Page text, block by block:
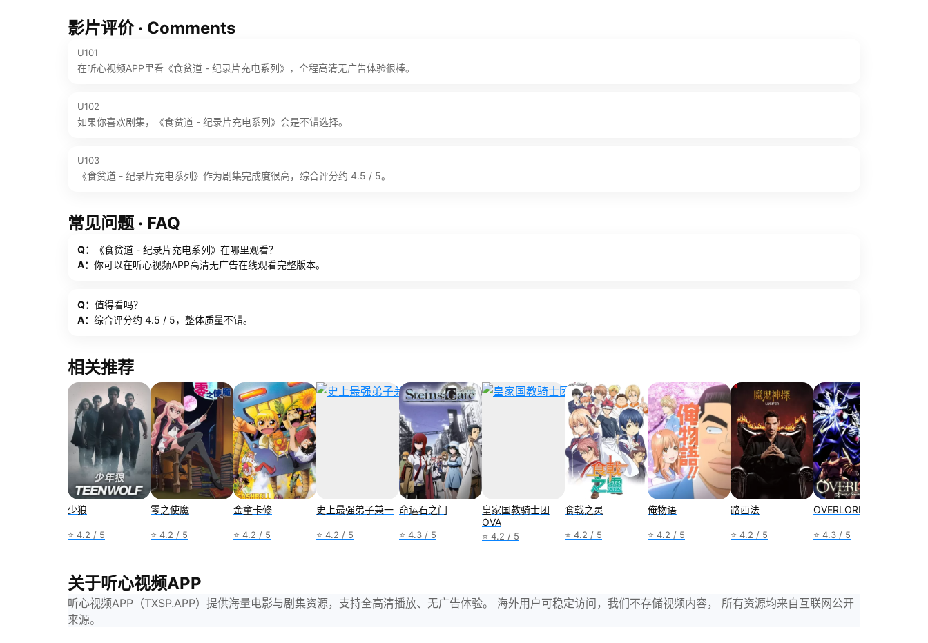
影片评价 · Comments
U101
在听心视频APP里看《食贫道 - 纪录片充电系列》，全程高清无广告体验很棒。
U102
如果你喜欢剧集，《食贫道 - 纪录片充电系列》会是不错选择。
U103
《食贫道 - 纪录片充电系列》作为剧集完成度很高，综合评分约 4.5 / 5。
常见问题 · FAQ
Q：
《食贫道 - 纪录片充电系列》在哪里观看？
A： 你可以在听心视频APP高清无广告在线观看完整版本。
Q： 值得看吗？
A： 综合评分约 4.5 / 5，整体质量不错。
相关推荐
少狼
⭐ 4.2 / 5
零之使魔
⭐ 4.2 / 5
金童卡修
⭐ 4.2 / 5
史上最强弟子兼一
⭐ 4.2 / 5
命运石之门
⭐ 4.3 / 5
皇家国教骑士团
OVA
⭐ 4.2 / 5
食戟之灵
⭐ 4.2 / 5
俺物语
⭐ 4.2 / 5
路西法
⭐ 4.2 / 5
OVERLORD
⭐ 4.3 / 5
关于听心视频APP
听心视频APP（TXSP.APP）提供海量电影与剧集资源，支持全高清播放、无广告体验。 海外用户可稳定访问，我们不存储视频内容， 所有资源均来自互联网公开
来源。